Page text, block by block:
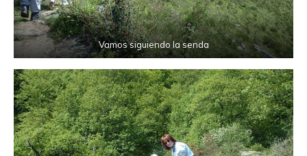
Vamos siguiendo la senda